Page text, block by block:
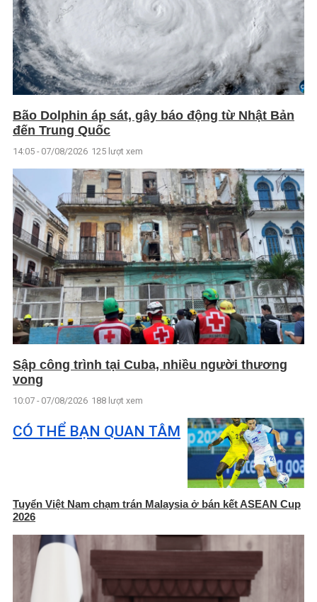
Bão Dolphin áp sát, gây báo động từ Nhật Bản
đến Trung Quốc
14:05 - 07/08/2026 125 lượt xem
Sập công trình tại Cuba, nhiều người thương
vong
10:07 - 07/08/2026 188 lượt xem
CÓ THỂ BẠN QUAN TÂM
Tuyển Việt Nam chạm trán Malaysia ở bán kết ASEAN Cup
2026